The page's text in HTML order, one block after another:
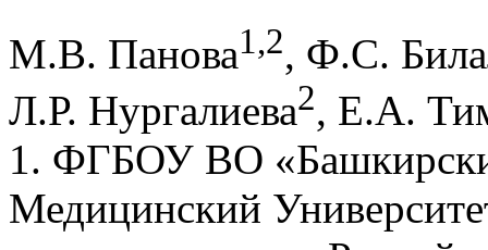
М.В. Панова1,2, Ф.С.
Л.Р. Нургалиева2, Е.А.
1. ФГБОУ ВО
Медицинский